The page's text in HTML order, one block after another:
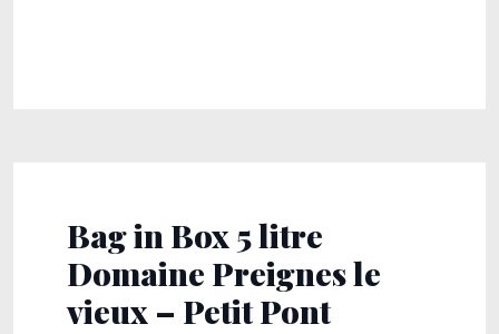
Bag in Box 5 litre
Domaine Preignes le
vieux – Petit Pont